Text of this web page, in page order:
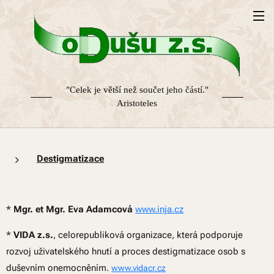
"Celek je větší než součet jeho částí."
Aristoteles
Destigmatizace
* Mgr. et Mgr. Eva Adamcová www.inja.cz
* VIDA z.s., celorepubliková organizace, která podporuje
rozvoj uživatelského hnutí a proces destigmatizace osob s
duševním onemocněním. www.vidacr.cz